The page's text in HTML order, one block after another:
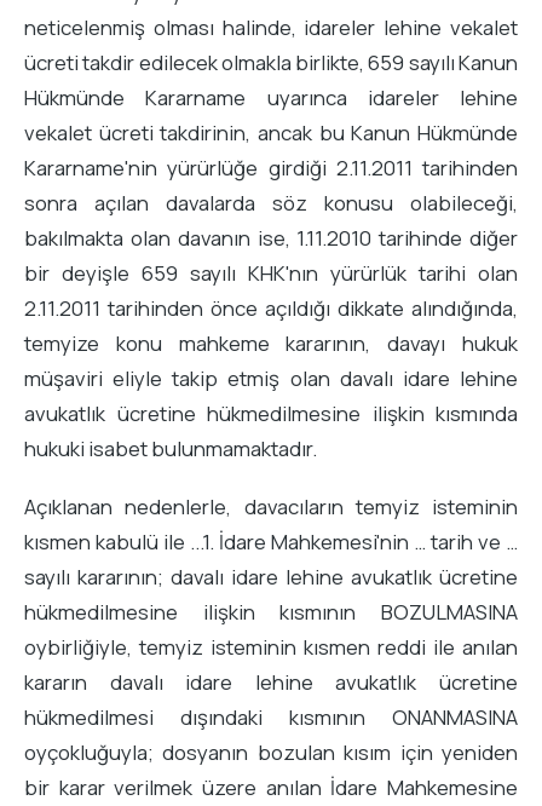
neticelenmiş olması halinde, idareler lehine vekalet
ücreti takdir edilecek olmakla birlikte, 659 sayılı Kanun
Hükmünde Kararname uyarınca idareler lehine
vekalet ücreti takdirinin, ancak bu Kanun Hükmünde
Kararname'nin yürürlüğe girdiği 2.11.2011 tarihinden
sonra açılan davalarda söz konusu olabileceği,
bakılmakta olan davanın ise, 1.11.2010 tarihinde diğer
bir deyişle 659 sayılı KHK'nın yürürlük tarihi olan
2.11.2011 tarihinden önce açıldığı dikkate alındığında,
temyize konu mahkeme kararının, davayı hukuk
müşaviri eliyle takip etmiş olan davalı idare lehine
avukatlık ücretine hükmedilmesine ilişkin kısmında
hukuki isabet bulunmamaktadır.
Açıklanan nedenlerle, davacıların temyiz isteminin
kısmen kabulü ile ...1. İdare Mahkemesi'nin … tarih ve …
sayılı kararının; davalı idare lehine avukatlık ücretine
hükmedilmesine ilişkin kısmının BOZULMASINA
oybirliğiyle, temyiz isteminin kısmen reddi ile anılan
kararın davalı idare lehine avukatlık ücretine
hükmedilmesi dışındaki kısmının ONANMASINA
oyçokluğuyla; dosyanın bozulan kısım için yeniden
bir karar verilmek üzere anılan İdare Mahkemesine